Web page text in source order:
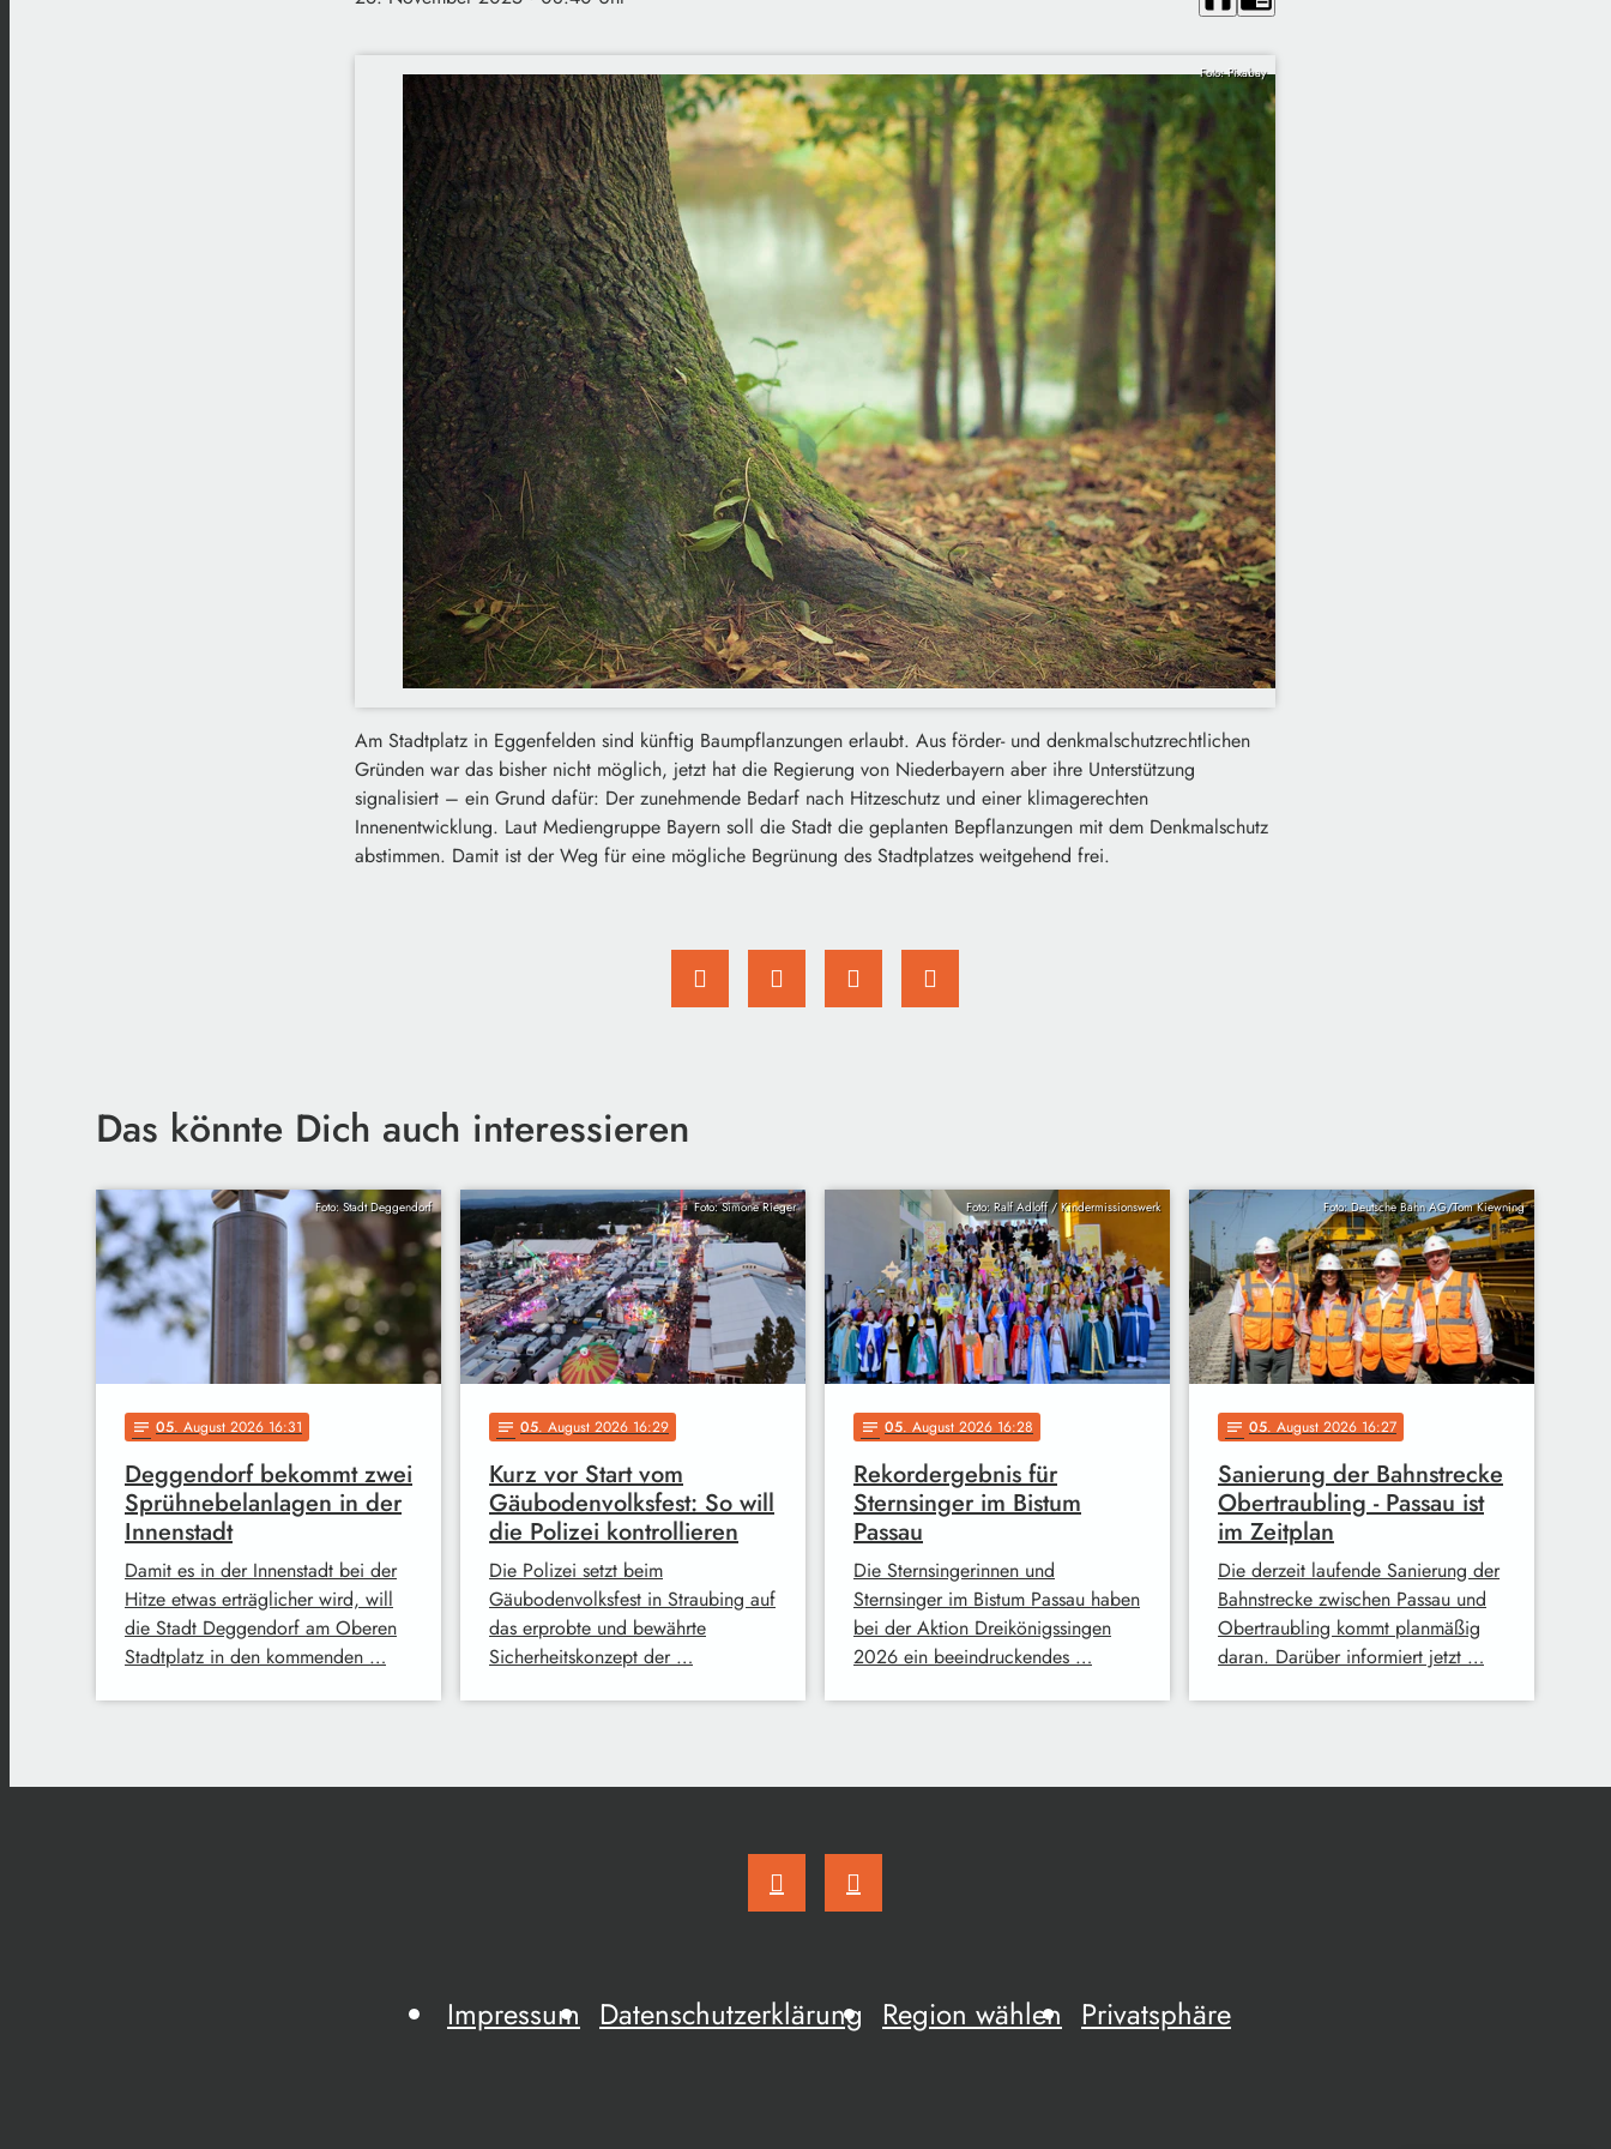
Foto: Pixabay
Am Stadtplatz in Eggenfelden sind künftig Baumpflanzungen erlaubt. Aus förder- und denkmalschutzrechtlichen
Gründen war das bisher nicht möglich, jetzt hat die Regierung von Niederbayern aber ihre Unterstützung
signalisiert – ein Grund dafür: Der zunehmende Bedarf nach Hitzeschutz und einer klimagerechten
Innenentwicklung. Laut Mediengruppe Bayern soll die Stadt die geplanten Bepflanzungen mit dem Denkmalschutz
abstimmen. Damit ist der Weg für eine mögliche Begrünung des Stadtplatzes weitgehend frei.
Das könnte Dich auch interessieren
Foto: Stadt Deggendorf
notes 05. August 2026 16:31
Deggendorf bekommt zwei
Sprühnebelanlagen in der
Innenstadt
Damit es in der Innenstadt bei der
Hitze etwas erträglicher wird, will
die Stadt Deggendorf am Oberen
Stadtplatz in den kommenden …
Foto: Simone Rieger
notes 05. August 2026 16:29
Kurz vor Start vom
Gäubodenvolksfest: So will
die Polizei kontrollieren
Die Polizei setzt beim
Gäubodenvolksfest in Straubing auf
das erprobte und bewährte
Sicherheitskonzept der …
Foto: Ralf Adloff / Kindermissionswerk
notes 05. August 2026 16:28
Rekordergebnis für
Sternsinger im Bistum
Passau
Die Sternsingerinnen und
Sternsinger im Bistum Passau haben
bei der Aktion Dreikönigssingen
2026 ein beeindruckendes …
Foto: Deutsche Bahn AG/Tom Kiewning
notes 05. August 2026 16:27
Sanierung der Bahnstrecke
Obertraubling - Passau ist
im Zeitplan
Die derzeit laufende Sanierung der
Bahnstrecke zwischen Passau und
Obertraubling kommt planmäßig
daran. Darüber informiert jetzt …
Impressum Datenschutzerklärung Region wählen Privatsphäre